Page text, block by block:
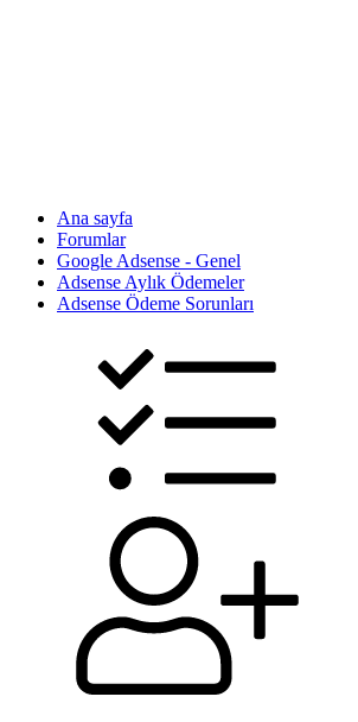
Ana sayfa
Forumlar
Google Adsense - Genel
Adsense Aylık Ödemeler
Adsense Ödeme Sorunları